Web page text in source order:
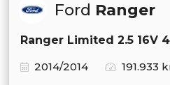
Ford Ranger
Ranger Limited 2.5 16V
2014/2014
191.933